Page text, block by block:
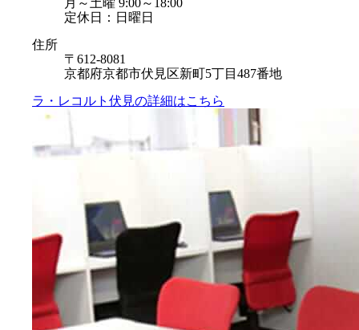
月～土曜 9:00～18:00
定休日：日曜日
住所
〒612-8081
京都府京都市伏見区新町5丁目487番地
ラ・レコルト伏見の詳細はこちら